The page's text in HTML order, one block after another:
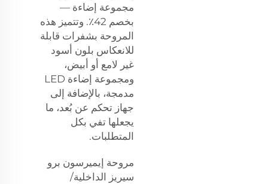
مجموعة إضاءة —
بخصم 42٪. وتتميز هذه
المروحة بشفرات قابلة
للانعكاس بلون أسود
غير لامع أو أبيض،
ومجموعة إضاءة LED
مدمجة، بالإضافة إلى
جهاز تحكم عن بُعد، ما
يجعلها تفي بكل
المتطلبات.
مروحة إيميرسون برو
سيريز الداخلية/